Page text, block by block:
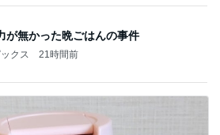
が無かった晩ごはんの事件
クス 21時間前